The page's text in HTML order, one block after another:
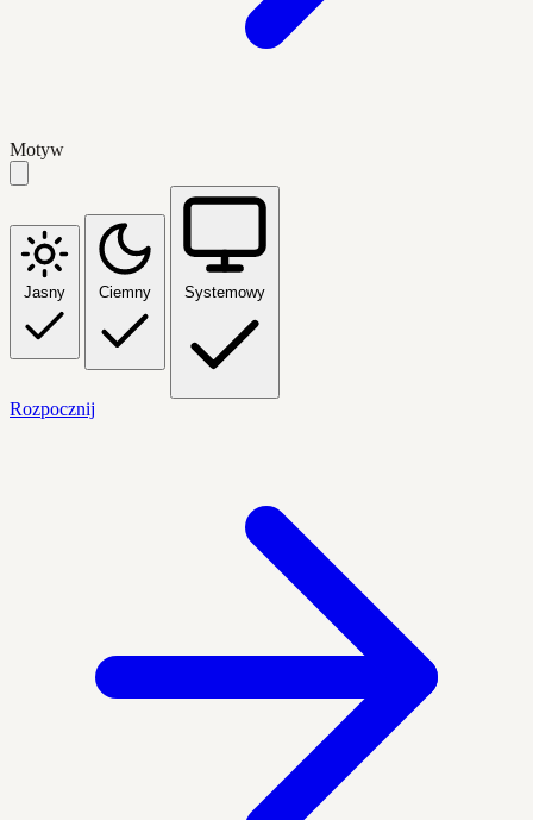
Motyw
Jasny Ciemny Systemowy
Rozpocznij